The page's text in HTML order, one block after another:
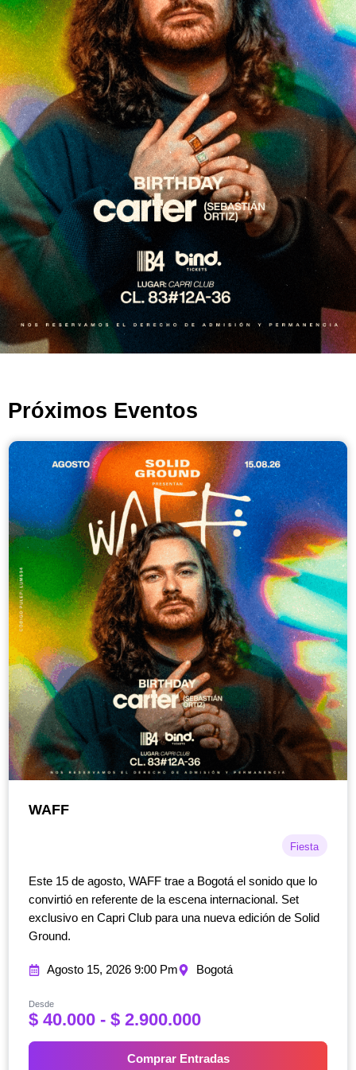
Próximos Eventos
WAFF
Fiesta
Este 15 de agosto, WAFF trae a Bogotá el sonido que lo
convirtió en referente de la escena internacional. Set
exclusivo en Capri Club para una nueva edición de Solid
Ground.
Agosto 15, 2026 9:00 Pm Bogotá
Desde
$40.000 - $2.900.000R
n
Comprar Entradas